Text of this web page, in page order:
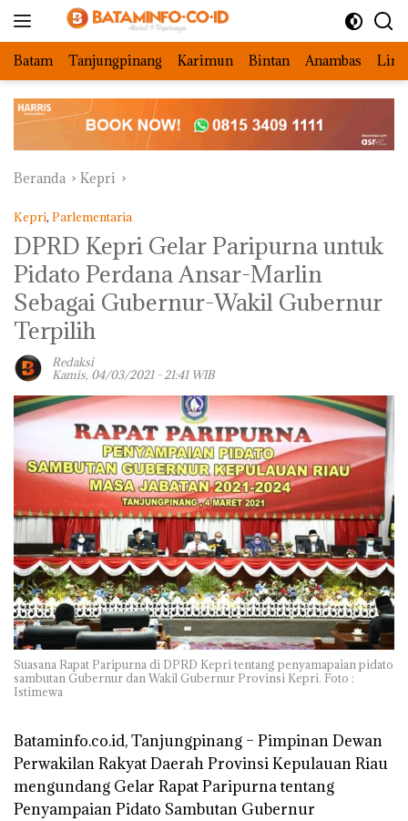
Batam Tanjungpinang Karimun Bintan Anambas
Beranda Kepri
Kepri, Parlementaria
DPRD Kepri Gelar Paripurna untuk
Pidato Perdana Ansar-Marlin
Sebagai Gubernur-Wakil Gubernur
Terpilih
Redaksi
Kamis, 04/03/2021 - 21:41 WIB
Suasana Rapat Paripurna di DPRD Kepri tentang penyamapaian pidato
sambutan Gubernur dan Wakil Gubernur Provinsi Kepri. Foto :
Istimewa
Bataminfo.co.id, Tanjungpinang – Pimpinan Dewan
Perwakilan Rakyat Daerah Provinsi Kepulauan Riau
mengundang Gelar Rapat Paripurna tentang
Penyampaian Pidato Sambutan Gubernur